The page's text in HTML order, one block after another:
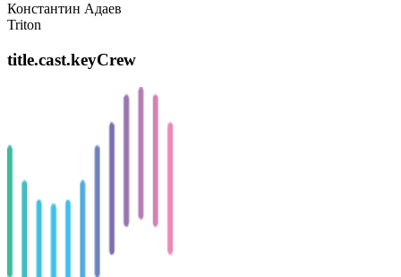
Константин Адаев
Triton
title.cast.keyCrew